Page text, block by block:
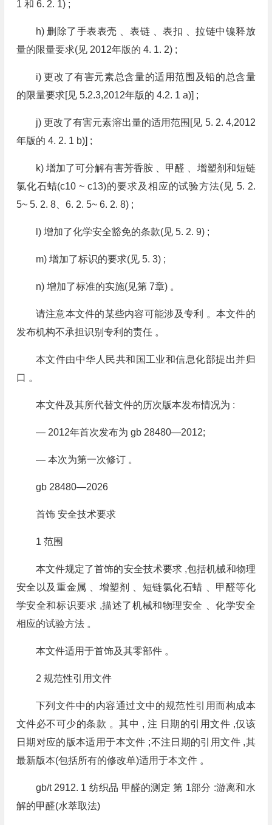
1 和 6. 2. 1) ;
h) 删除了手表表壳 、表链 、表扣 、拉链中镍释放
量的限量要求(见 2012年版的 4. 1. 2) ;
i) 更改了有害元素总含量的适用范围及铅的总含量
的限量要求[见 5.2.3,2012年版的 4.2. 1 a)] ;
j) 更改了有害元素溶出量的适用范围[见 5. 2. 4,2012
年版的 4. 2. 1 b)] ;
k) 增加了可分解有害芳香胺 、甲醛 、增塑剂和短链
氯化石蜡(c10 ~ c13)的要求及相应的试验方法(见 5. 2.
5~ 5. 2. 8、6. 2. 5~ 6. 2. 8) ;
l) 增加了化学安全豁免的条款(见 5. 2. 9) ;
m) 增加了标识的要求(见 5. 3) ;
n) 增加了标准的实施(见第 7章) 。
请注意本文件的某些内容可能涉及专利 。本文件的
发布机构不承担识别专利的责任 。
本文件由中华人民共和国工业和信息化部提出并归
口 。
本文件及其所代替文件的历次版本发布情况为 :
— 2012年首次发布为 gb 28480—2012;
— 本次为第一次修订 。
gb 28480—2026
首饰 安全技术要求
1 范围
本文件规定了首饰的安全技术要求 ,包括机械和物理
安全以及重金属 、增塑剂 、短链氯化石蜡 、甲醛等化
学安全和标识要求 ,描述了机械和物理安全 、化学安全
相应的试验方法 。
本文件适用于首饰及其零部件 。
2 规范性引用文件
下列文件中的内容通过文中的规范性引用而构成本
文件必不可少的条款 。其中 , 注 日期的引用文件 ,仅该
日期对应的版本适用于本文件 ;不注日期的引用文件 ,其
最新版本(包括所有的修改单)适用于本文件 。
gb/t 2912. 1 纺织品 甲醛的测定 第 1部分 :游离和水
解的甲醛(水萃取法)